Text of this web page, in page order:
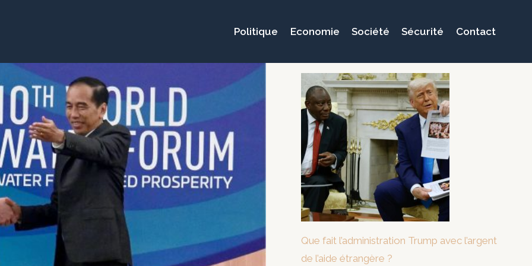
Politique Economie Société Sécurité Contact
Que fait l’administration Trump avec l’argent
de l’aide étrangère ?